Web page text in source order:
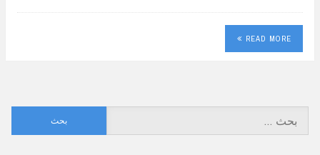
READ MORE
عن: